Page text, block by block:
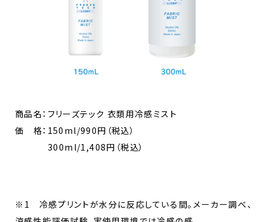
商品名：フリーズテック 衣類用冷感ミスト
価 格：150ml/990円（税込）
300ml/1,408円（税込）
※1 冷感プリントが水分に反応している間。メーカー調べ、